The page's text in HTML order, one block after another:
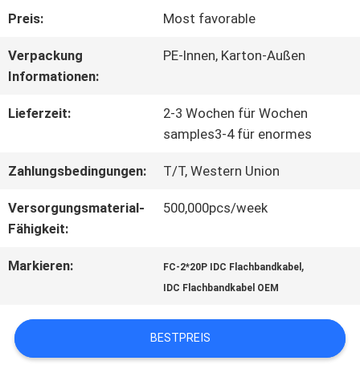
KONTAKT
MIT
UNS
NEUIGKEITEN
RECHTSSACHEN
UM
Preis: Most favorable
Verpackung
Informationen:
PE-Innen, Karton-Außen
Lieferzeit:
2-3 Wochen für Wochen
samples3-4 für enormes
Zahlungsbedingungen: T/T, Western Union
Versorgungsmaterial-
Fähigkeit:
500,000pcs/week
Markieren: FC-2*20P IDC Flachbandkabel ,
IDC Flachbandkabel OEM
BESTPREIS